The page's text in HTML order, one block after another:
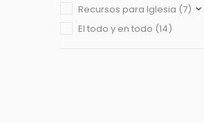
Recursos para Iglesia (7)
El todo y en todo (14)